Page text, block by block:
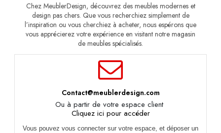
Chez MeublerDesign, découvrez des meubles modernes et
design pas chers. Que vous recherchiez simplement de
l’inspiration ou vous cherchiez à acheter, nous espérons que
vous apprécierez votre expérience en visitant notre magasin
de meubles spécialisés.
Contact@meublerdesign.com
Ou à partir de votre espace client
Cliquez ici pour accéder
Vous pouvez vous connecter sur votre espace, et déposer un